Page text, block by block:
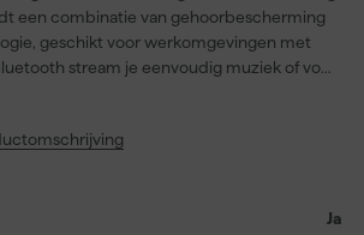
een combinatie van gehoorbescherming
geschikt voor werkomgevingen met
stream je eenvoudig muziek of voer
De headset is voorzien van een
De batterij is oplaadbaar,
tot 50 uur mee. Je laadt op via USB-C en
Ja